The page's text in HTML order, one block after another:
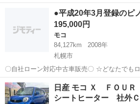
☆ １、勤続年数の短い方や自営業
される主婦の方や派遣社員の方 ３、自己破産
組めない方 ４、他社様で...
モコ 車両
●平成20年3月登録のピ
195,000円
モコ
84,127km
2008年
札幌市
〇自社ローン対応中古車販売〇 ☆どなたでもローン対応可能
☆ １、勤続年数の短い方や自営業
される主婦の方や派遣社員の方 ３、自己破産
組めない方 ４、他社様で...
北海道 札幌市 モコ
日産 モコ Ｘ ＦＯＵ
シートヒーター 社外